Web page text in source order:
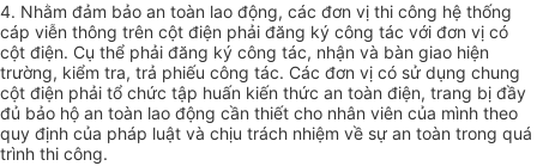
4. Nhằm đảm bảo an toàn lao động, các đơn vị thi công hệ thống
cáp viễn thông trên cột điện phải đăng ký công tác với đơn vị có
cột điện. Cụ thể phải đăng ký công tác, nhận và bàn giao hiện
trường, kiểm tra, trả phiếu công tác. Các đơn vị có sử dụng chung
cột điện phải tổ chức tập huấn kiến thức an toàn điện, trang bị đầy
đủ bảo hộ an toàn lao động cần thiết cho nhân viên của mình theo
quy định của pháp luật và chịu trách nhiệm về sự an toàn trong quá
trình thi công.